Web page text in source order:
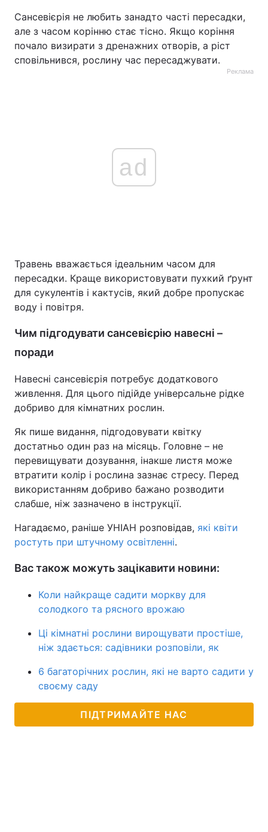
Сансевієрія не любить занадто часті пересадки,
але з часом корінню стає тісно. Якщо коріння
почало визирати з дренажних отворів, а ріст
сповільнився, рослину час пересаджувати.
Реклама
ad
Травень вважається ідеальним часом для
пересадки. Краще використовувати пухкий ґрунт
для сукулентів і кактусів, який добре пропускає
воду і повітря.
Чим підгодувати сансевієрію навесні –
поради
Навесні сансевієрія потребує додаткового
живлення. Для цього підійде універсальне рідке
добриво для кімнатних рослин.
Як пише видання, підгодовувати квітку
достатньо один раз на місяць. Головне – не
перевищувати дозування, інакше листя може
втратити колір і рослина зазнає стресу. Перед
використанням добриво бажано розводити
слабше, ніж зазначено в інструкції.
Нагадаємо, раніше УНІАН розповідав, які квіти
ростуть при штучному освітленні.
Вас також можуть зацікавити новини:
Коли найкраще садити моркву для
солодкого та рясного врожаю
Ці кімнатні рослини вирощувати простіше,
ніж здається: садівники розповіли, як
6 багаторічних рослин, які не варто садити у
своєму саду
ПІДТРИМАЙТЕ НАС